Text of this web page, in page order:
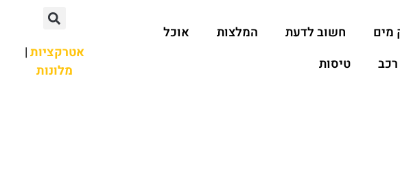
מים חשוב לדעת המלצות
אוכל
טיסות
אטרקציות|
מלונות